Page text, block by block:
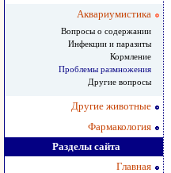
Аквариумистика
Вопросы о содержании
Инфекции и паразиты
Кормление
Проблемы размножения
Другие вопросы
Другие животные
Фармакология
Разделы сайта
Главная